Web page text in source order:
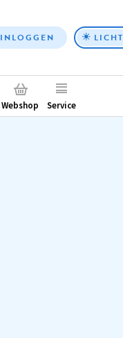
INLOGGEN LICHT
Webshop Service